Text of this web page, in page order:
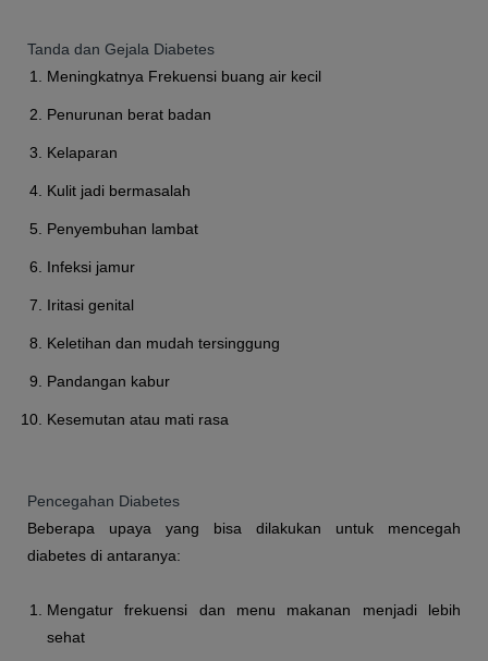
Tanda dan Gejala Diabetes
Meningkatnya Frekuensi buang air kecil
Penurunan berat badan
Kelaparan
Kulit jadi bermasalah
Penyembuhan lambat
Infeksi jamur
Iritasi genital
Keletihan dan mudah tersinggung
Pandangan kabur
Kesemutan atau mati rasa
Pencegahan Diabetes
Beberapa upaya yang bisa dilakukan untuk mencegah
diabetes di antaranya:
Mengatur frekuensi dan menu makanan menjadi lebih
sehat